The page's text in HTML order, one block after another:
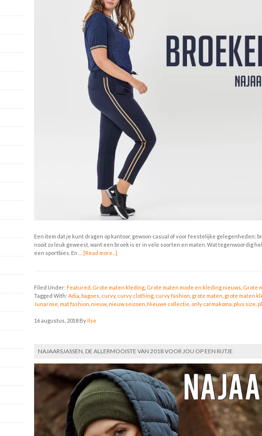
Een item dat je kunt dragen op kantoor, gewoon casual of voor feestelijke gelegenheden:
nooit zo leuk geweest, want een broek is er in vele soorten en maten. Wat tegenwoordig
een sportbies. En …
[Read more...]
Filed Under: Featured Grote maten kleding Grote maten mode en kleding nieuws Grote
Tagged With: Adia bagoes curvy, curvy clothing curvy fashion grote maten grote maten
Junarose mat fashion nieuw, nieuw seizoen Nieuwe collectie only carmakoma plus size
16 augustus, 2018 ByIlse
NAJAARSJASSEN, DE ALLERMOOISTE VAN 2018 VOOR JOU OP EEN RIJTJE